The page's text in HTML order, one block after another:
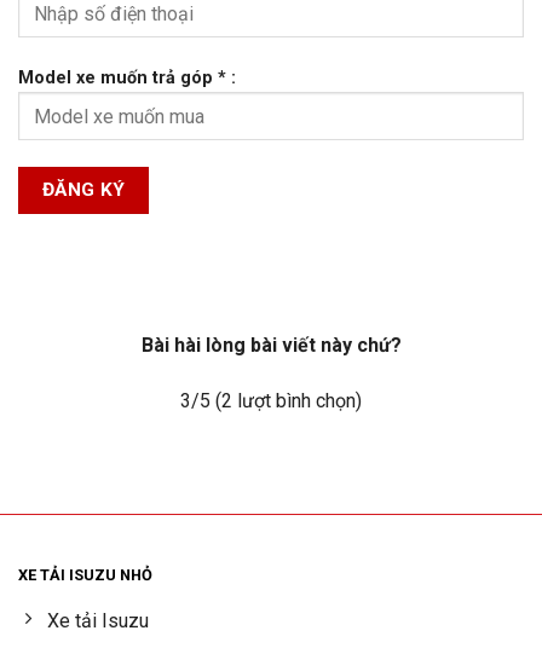
Model xe muốn trả góp * :
Bài hài lòng bài viết này chứ?
3/5 (2 lượt bình chọn)
XE TẢI ISUZU NHỎ
Xe tải Isuzu